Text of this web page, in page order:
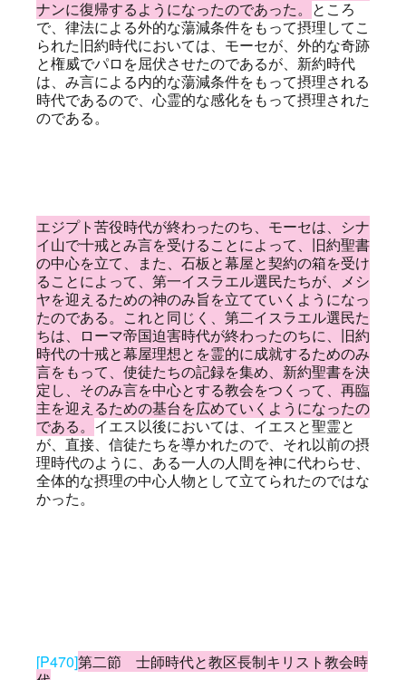
ナンに復帰するようになったのであった。 ところ
で、律法による外的な蕩減条件をもって摂理してこ
られた旧約時代においては、モーセが、外的な奇跡
と権威でパロを屈伏させたのであるが、新約時代
は、み言による内的な蕩減条件をもって摂理される
時代であるので、心霊的な感化をもって摂理された
のである。
エジプト苦役時代が終わったのち、モーセは、シナ
イ山で十戒とみ言を受けることによって、旧約聖書
の中心を立て、また、石板と幕屋と契約の箱を受け
ることによって、第一イスラエル選民たちが、メシ
ヤを迎えるための神のみ旨を立てていくようになっ
たのである。これと同じく、第二イスラエル選民た
ちは、ローマ帝国迫害時代が終わったのちに、旧約
時代の十戒と幕屋理想とを霊的に成就するためのみ
言をもって、使徒たちの記録を集め、新約聖書を決
定し、そのみ言を中心とする教会をつくって、再臨
主を迎えるための基台を広めていくようになったの
である。 イエス以後においては、イエスと聖霊と
が、直接、信徒たちを導かれたので、それ以前の摂
理時代のように、ある一人の人間を神に代わらせ、
全体的な摂理の中心人物として立てられたのではな
かった。
[P470]第二節 士師時代と教区長制キリスト教会時